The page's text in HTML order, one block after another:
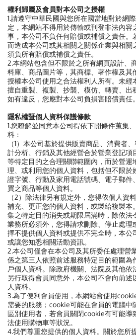
權利歸屬及會員對本公司之授權
1.請遵守中華民國與您所在國當地對於網
定，本網站不得用於傳輸或刊登非法內容
事，本公司不負任何賠償或補償之責任。
而造成本公司或其相關之關係企業與相關
須負所有賠償或補償之責任。
2.本網站包含但不限於之所有網頁設計、
料庫、商品圖片等，其商標、著作權及其
授權本公司使用之合法權利人所有。未經
擅自重製、複製、抄襲、模仿、轉賣、出
如有違反，您應對本公司負損害賠償責任。
隱私權暨個人資料保護條款
1.您瞭解並同意本公司得依下開條件蒐集
料：
（1）本公司基於提供販賣商品、消費者
計分析、行銷及其他經營合於營業登記項
等特定目的之合理關聯範圍內，而於營運
理、或利用您的個人資料，包括但不限於
證字號、行動及家用電話號碼、電子郵件
買之商品等個人資料。
（2）除法律另有規定外，您得依個人資
補充、更正您的個人資料，或製給複製本
集之特定目的消失或期限屆滿時，除依法
業務所必須外，您得請求刪除、停止處理
擇不提供個人資料或提供不完全時，本公
或讓您知悉相關活動資訊。
2.本公司僅會在本公司及其所委任處理營
係之第三人依照前述服務特定目的範圍為
戶個人資料。除政府機關、法院及其他依
另行取得會員同意外，本公司不會向前述
人資料。
3.為了便利會員使用，本網站會使用
需要的服務；cookie可能在會員的電腦中
區別使用者，若會員關閉cookie有可能導
法使用購物車等狀況。
4.我們尊重您提供的個人資料。關於您所